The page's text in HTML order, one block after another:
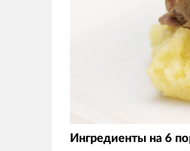
Ингредиенты на 6